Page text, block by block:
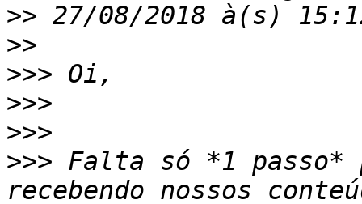
>>
>>
>>>
>>>
>>>
>>> Falta só *1 passo*